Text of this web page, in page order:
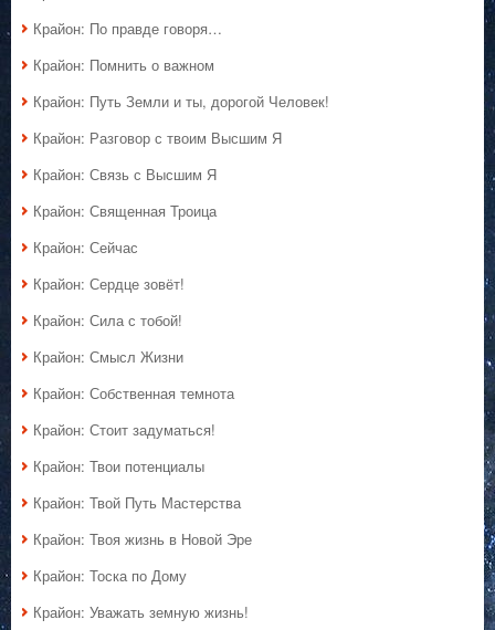
Крайон: По правде говоря…
Крайон: Помнить о важном
Крайон: Путь Земли и ты, дорогой Человек!
Крайон: Разговор с твоим Высшим Я
Крайон: Связь с Высшим Я
Крайон: Священная Троица
Крайон: Сейчас
Крайон: Сердце зовёт!
Крайон: Сила с тобой!
Крайон: Смысл Жизни
Крайон: Собственная темнота
Крайон: Стоит задуматься!
Крайон: Твои потенциалы
Крайон: Твой Путь Мастерства
Крайон: Твоя жизнь в Новой Эре
Крайон: Тоска по Дому
Крайон: Уважать земную жизнь!